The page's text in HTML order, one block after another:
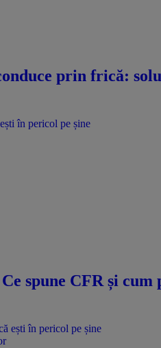
prin frică:
în pericol pe șine
spune CFR și